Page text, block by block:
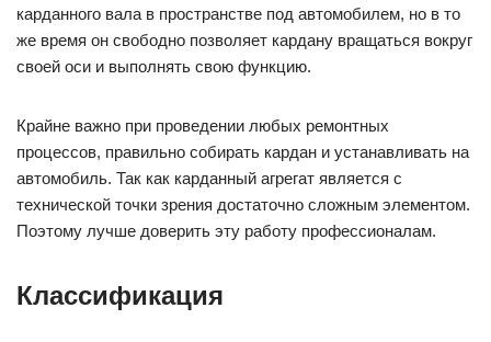
карданного вала в пространстве под автомобилем, но в то
же время он свободно позволяет кардану вращаться вокруг
своей оси и выполнять свою функцию.
Крайне важно при проведении любых ремонтных
процессов, правильно собирать кардан и устанавливать на
автомобиль. Так как карданный агрегат является с
технической точки зрения достаточно сложным элементом.
Поэтому лучше доверить эту работу профессионалам.
Классификация